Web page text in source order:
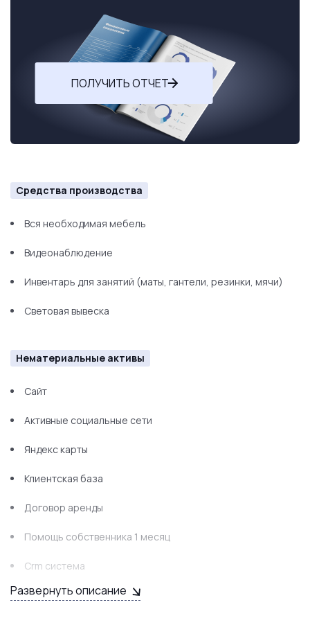
ПОЛУЧИТЬ ОТЧЕТ
Средства производства
Вся необходимая мебель
Видеонаблюдение
Инвентарь для занятий (маты, гантели, резинки, мячи)
Световая вывеска
Нематериальные активы
Сайт
Активные социальные сети
Яндекс карты
Клиентская база
Договор аренды
Помощь собственника 1 месяц
Crm система
Развернуть описание